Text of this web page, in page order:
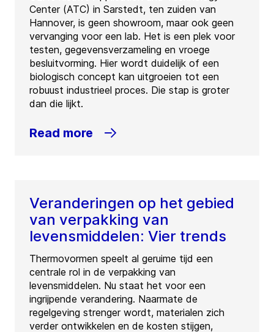
Center (ATC) in Sarstedt, ten zuiden van
Hannover, is geen showroom, maar ook geen
vervanging voor een lab. Het is een plek voor
testen, gegevensverzameling en vroege
besluitvorming. Hier wordt duidelijk of een
biologisch concept kan uitgroeien tot een
robuust industrieel proces. Die stap is groter
dan die lijkt.
Read more
Veranderingen op het gebied
van verpakking van
levensmiddelen: Vier trends
Thermovormen speelt al geruime tijd een
centrale rol in de verpakking van
levensmiddelen. Nu staat het voor een
ingrijpende verandering. Naarmate de
regelgeving strenger wordt, materialen zich
verder ontwikkelen en de kosten stijgen,